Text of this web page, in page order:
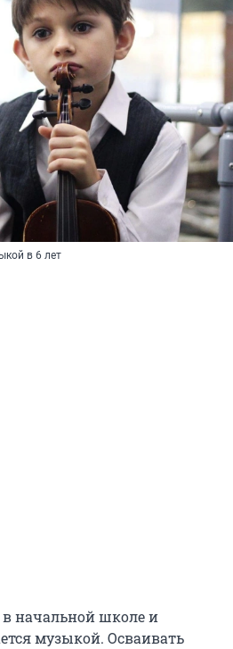
в 6 лет
в начальной школе и
музыкой. Осваивать